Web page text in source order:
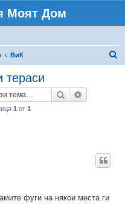
Моят Дом
ВиК
тераси
Търсене
1 от 1
фуги на някои места ги